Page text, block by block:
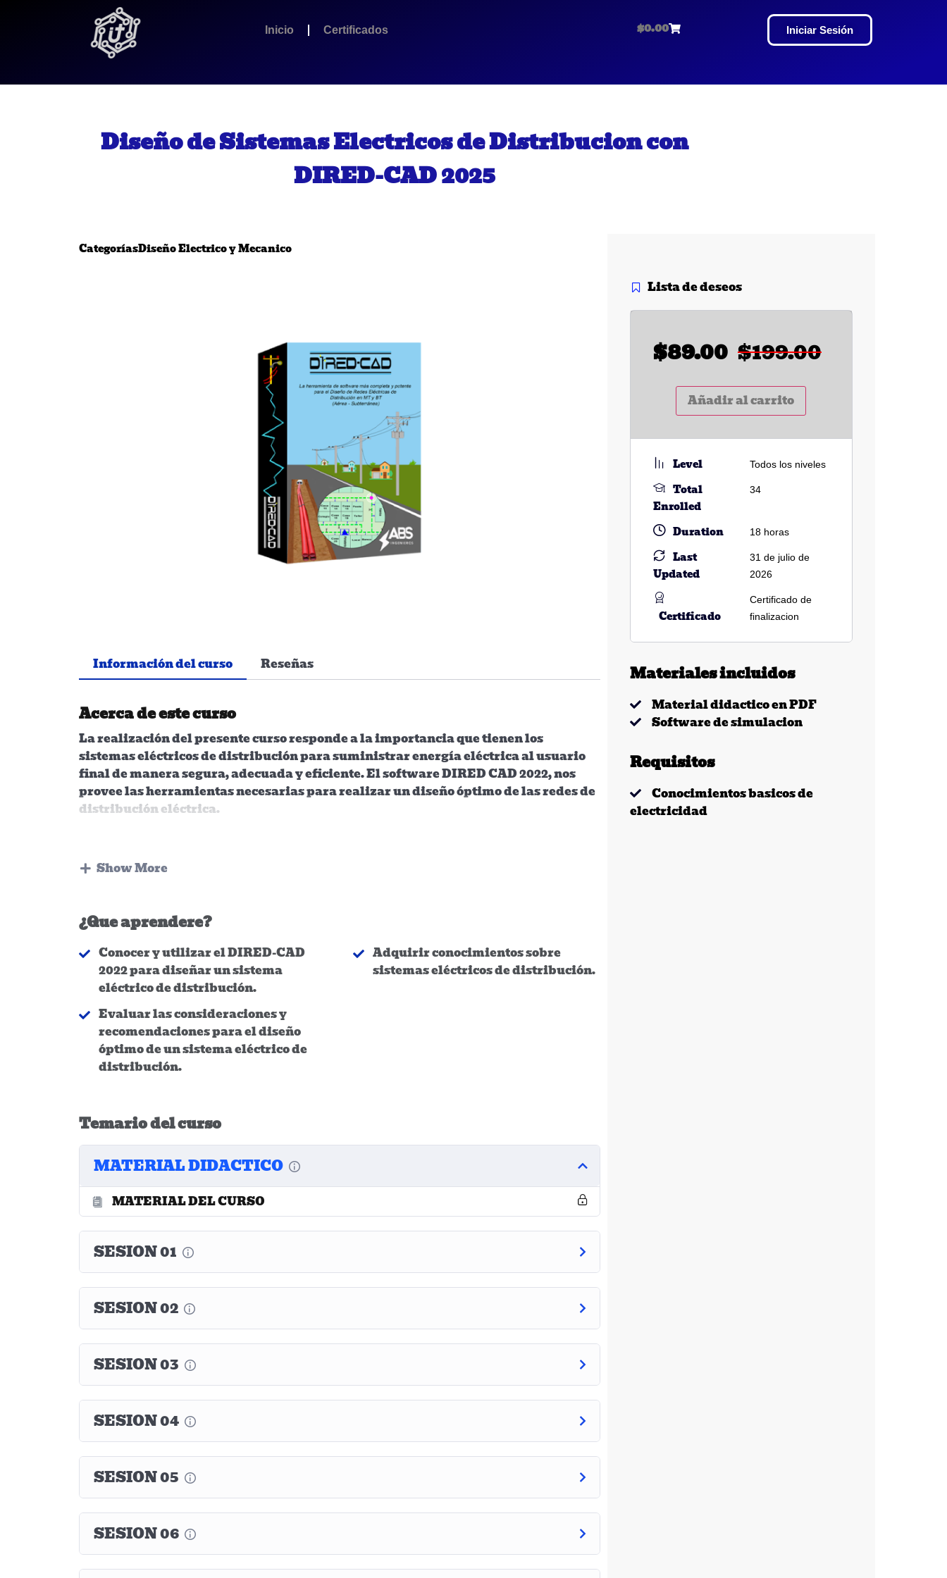
Inicio Certificados $0.00 Iniciar Sesión
Diseño de Sistemas Electricos de Distribucion con
DIRED-CAD 2025
CategoríasDiseño Electrico y Mecanico
Información del curso Reseñas
Acerca de este curso
La realización del presente curso responde a la importancia que tienen los
sistemas eléctricos de distribución para suministrar energía eléctrica al usuario
final de manera segura, adecuada y eficiente. El software DIRED CAD 2022, nos
provee las herramientas necesarias para realizar un diseño óptimo de las redes de
distribución eléctrica.
Show More
¿Que aprendere?
Conocer y utilizar el DIRED-CAD
2022 para diseñar un sistema
eléctrico de distribución.
Adquirir conocimientos sobre
sistemas eléctricos de distribución.
Evaluar las consideraciones y
recomendaciones para el diseño
óptimo de un sistema eléctrico de
distribución.
Temario del curso
MATERIAL DIDACTICO
MATERIAL DEL CURSO
SESION 01
SESION 02
SESION 03
SESION 04
SESION 05
SESION 06
Lista de deseos
$89.00 $199.00
Añadir al carrito
Level Todos los niveles
Total
Enrolled
34
Duration 18horas
Last
Updated
31 de julio de
2026
Certificado
Certificado de
finalizacion
Materiales incluidos
Material didactico en PDF
Software de simulacion
Requisitos
Conocimientos basicos de
electricidad